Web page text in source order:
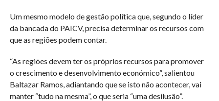
Um mesmo modelo de gestão política que, segundo o líder
da bancada do PAICV, precisa determinar os recursos com
que as regiões podem contar.
“As regiões devem ter os próprios recursos para promover
o crescimento e desenvolvimento económico”, salientou
Baltazar Ramos, adiantando que se isto não acontecer, vai
manter “tudo na mesma”, o que seria “uma desilusão”.